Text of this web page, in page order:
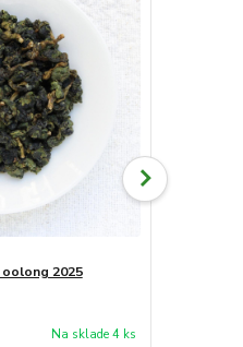
2025
Na sklade 4 ks